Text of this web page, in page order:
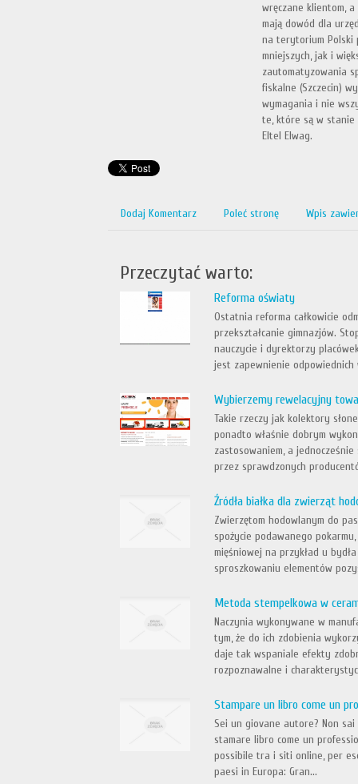
wręczane klientom,
mają dowód dla
na terytorium Polski
mniejszych, jak i
zautomatyzowania
fiskalne (Szczecin)
wymagania i nie
te, które są w stanie
Eltel Elwag.
Dodaj Komentarz Poleć stronę Wpis
Przeczytać warto:
Reforma oświaty
Ostatnia reforma całkowicie
przekształcanie gimnazjów.
nauczycie i dyrektorzy
jest zapewnienie odpowiednich
Wybierzemy rewelacyjny
Takie rzeczy jak kolektory
ponadto właśnie dobrym
zastosowaniem, a
przez sprawdzonych
Źródła białka dla zwierząt
Zwierzętom hodowlanym do
spożycie podawanego
mięśniowej na przykład u
sproszkowaniu elementów
Metoda stempelkowa w
Naczynia wykonywane w
tym, że do ich zdobienia
daje tak wspaniale efekty
rozpoznawalne i
Stampare un libro come un
Sei un giovane autore? Non
stamare libro come un
possibile tra i siti online, per
paesi in Europa: Gran...